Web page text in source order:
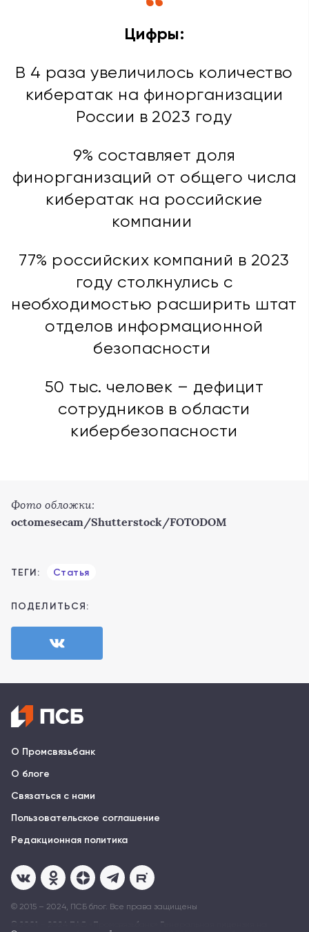
Цифры:
В 4 раза увеличилось количество
кибератак на финорганизации
России в 2023 году
9% составляет доля
финорганизаций от общего числа
кибератак на российские
компании
77% российских компаний в 2023
году столкнулись с
необходимостью расширить штат
отделов информационной
безопасности
50 тыс. человек – дефицит
сотрудников в области
кибербезопасности
Фото обложки:
octomesecam/Shutterstock/FOTODOM
ТЕГИ: Статья
ПОДЕЛИТЬСЯ:
О Промсвязьбанк
О блоге
Связаться с нами
Пользовательское соглашение
Редакционная политика
© 2015 – 2024, ПСБ блог. Все права защищены
© 2001 – 2024 ПAO «Промсвязьбанк» Генеральная лицензия на